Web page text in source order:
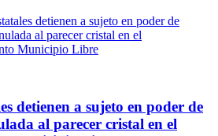
detienen a sujeto en poder de
al parecer cristal en el